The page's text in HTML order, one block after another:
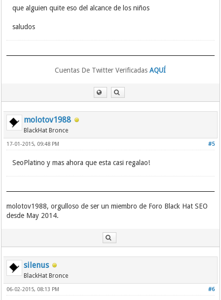
que alguien quite eso del alcance de los niños
saludos
Cuentas De Twitter VerificadasAQUÍ
molotov1988
BlackHat Bronce
#5
17-01-2015, 09:48 PM
SeoPlatino y mas ahora que esta casi regalao!
molotov1988, orgulloso de ser un miembro de Foro Black Hat SEO
desde May 2014.
silenus
BlackHat Bronce
#6
06-02-2015, 08:13 PM